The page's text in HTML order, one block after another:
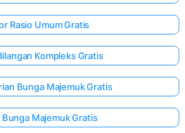
Rasio Umum Gratis
Kompleks Gratis
Bunga Majemuk Gratis
Majemuk Gratis